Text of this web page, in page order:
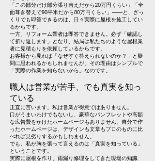
「この部分だけ部分張り替えだから20万円くらい」「全
面葺き替えで90平米だから80万円くらい」――と、ざっ
くりでも即答できるのは、日々実際に屋根を施工してい
るからです。
一方、リフォーム業者は即答できません。必ず「確認し
て折り返します」となり、結局は私たちのような屋根業
者に見積もりを依頼しているからです。
お客様から見れば「なぜすぐ答えられないのか？」と疑
問に思われるかもしれませんが、その理由はシンプルで
「実際の作業を知らないから」なのです。
職人は営業が苦手、でも真実を知っ
ている
正直に言います。私は営業が得意ではありません。
口がうまいわけでもないし、豪華なパンフレットや高額
な広告費をかけたホームページもありません。自分で作
ったホームページは、デザインも文章もプロのものに比
べれば見劣りするかもしれません。
でも、私が胸を張って言えるのは「真実を知っている」
ということです。
実際に屋根を作り、雨漏り修理をしてきた現場の知識